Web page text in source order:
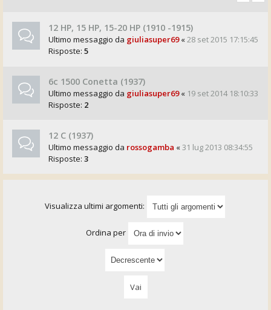
12 HP, 15 HP, 15-20 HP (1910 -1915)
Ultimo messaggio da giuliasuper69«28 set 2015 17:15:45
Risposte: 5
6c 1500 Conetta (1937)
Ultimo messaggio da giuliasuper69« 19 set 2014 18:10:33
Risposte: 2
12 C (1937)
Ultimo messaggio da rossogamba «31 lug 2013 08:34:55
Risposte: 3
Visualizza ultimi argomenti:
Ordina per